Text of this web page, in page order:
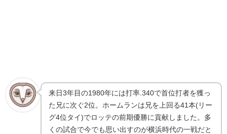
来日3年目の1980年には打率.340で首位打者を獲っ
た兄に次ぐ2位。ホームランは兄を上回る41本(リー
グ4位タイ)でロッテの前期優勝に貢献しました。多
くの試合で今でも思い出すのが横浜時代の一戦だと